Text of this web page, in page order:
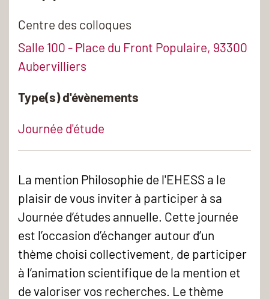
Centre des colloques
Salle 100 - Place du Front Populaire, 93300
Aubervilliers
Type(s) d'évènements
Journée d'étude
La mention Philosophie de l'EHESS a le
plaisir de vous inviter à participer à sa
Journée d’études annuelle. Cette journée
est l’occasion d’échanger autour d’un
thème choisi collectivement, de participer
à l’animation scientifique de la mention et
de valoriser vos recherches. Le thème